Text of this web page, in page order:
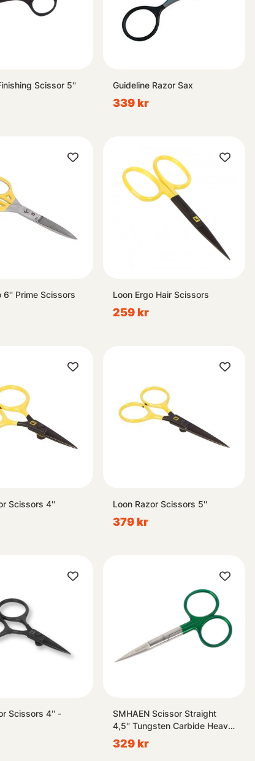
Scissor 5''
Guideline Razor Sax
339 kr
6'' Prime Scissors Loon Ergo Hair Scissors
259 kr
Scissors 4'' Loon Razor Scissors 5''
379 kr
Scissors 4'' -
SMHAEN Scissor Straight
4,5'' Tungsten Carbide Heavy
Green
329 kr